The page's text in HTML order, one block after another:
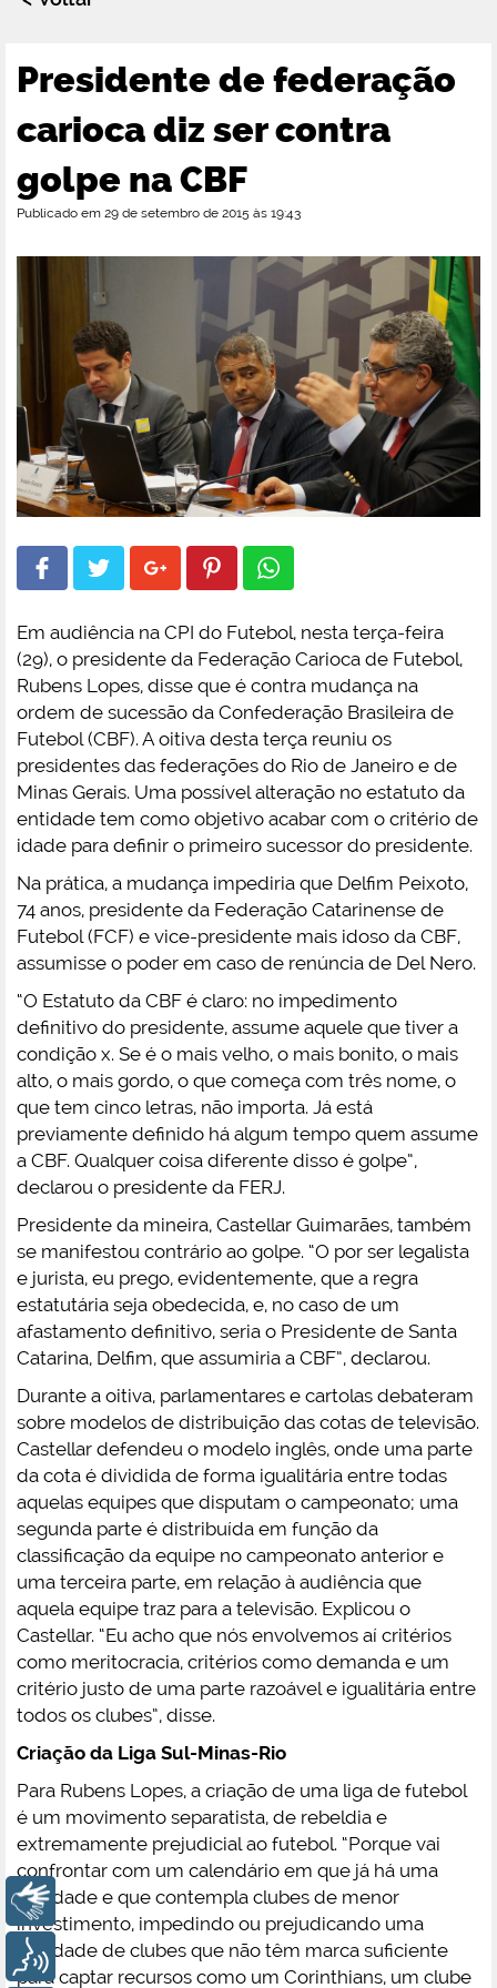
Presidente de federação
carioca diz ser contra
golpe na CBF
Publicado em 29 de setembro de 2015 às 19:43
Em audiência na CPI do Futebol, nesta terça-feira
(29), o presidente da Federação Carioca de Futebol,
Rubens Lopes, disse que é contra mudança na
ordem de sucessão da Confederação Brasileira de
Futebol (CBF). A oitiva desta terça reuniu os
presidentes das federações do Rio de Janeiro e de
Minas Gerais. Uma possível alteração no estatuto da
entidade tem como objetivo acabar com o critério de
idade para definir o primeiro sucessor do presidente.
Na prática, a mudança impediria que Delfim Peixoto,
74 anos, presidente da Federação Catarinense de
Futebol (FCF) e vice-presidente mais idoso da CBF,
assumisse o poder em caso de renúncia de Del Nero.
“O Estatuto da CBF é claro: no impedimento
definitivo do presidente, assume aquele que tiver a
condição x. Se é o mais velho, o mais bonito, o mais
alto, o mais gordo, o que começa com três nome, o
que tem cinco letras, não importa. Já está
previamente definido há algum tempo quem assume
a CBF. Qualquer coisa diferente disso é golpe”,
declarou o presidente da FERJ.
Presidente da mineira, Castellar Guimarães, também
se manifestou contrário ao golpe. “O por ser legalista
e jurista, eu prego, evidentemente, que a regra
estatutária seja obedecida, e, no caso de um
afastamento definitivo, seria o Presidente de Santa
Catarina, Delfim, que assumiria a CBF”, declarou.
Durante a oitiva, parlamentares e cartolas debateram
sobre modelos de distribuição das cotas de televisão.
Castellar defendeu o modelo inglês, onde uma parte
da cota é dividida de forma igualitária entre todas
aquelas equipes que disputam o campeonato; uma
segunda parte é distribuída em função da
classificação da equipe no campeonato anterior e
uma terceira parte, em relação à audiência que
aquela equipe traz para a televisão. Explicou o
Castellar. “Eu acho que nós envolvemos aí critérios
como meritocracia, critérios como demanda e um
critério justo de uma parte razoável e igualitária entre
todos os clubes”, disse.
Criação da Liga Sul-Minas-Rio
Para Rubens Lopes, a criação de uma liga de futebol
é um movimento separatista, de rebeldia e
extremamente prejudicial ao futebol. “Porque vai
confrontar com um calendário em que já há uma
atividade e que contempla clubes de menor
investimento, impedindo ou prejudicando uma
atividade de clubes que não têm marca suficiente
para captar recursos como um Corinthians, um clube
Libras
Voz